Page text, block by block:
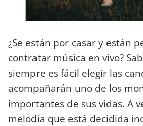
¿Se están por casar y están
contratar música en vivo?
siempre es fácil elegir las
acompañarán uno de los
importantes de sus vidas. A
melodía que está decidida